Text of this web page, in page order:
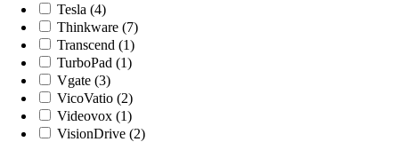
Tesla (4)
Thinkware (7)
Transcend (1)
TurboPad (1)
Vgate (3)
VicoVatio (2)
Videovox (1)
VisionDrive (2)